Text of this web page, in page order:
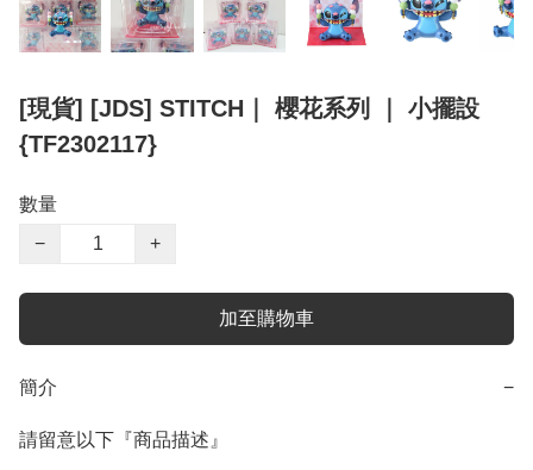
[現貨] [JDS] STITCH｜ 櫻花系列 ｜ 小擺設
{TF2302117}
數量
−
+
加至購物車
簡介 −
請留意以下『商品描述』